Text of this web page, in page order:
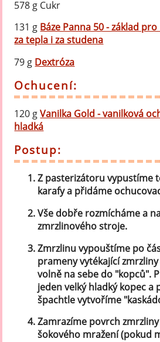
578 g Cukr
131 g Báze Panna 50 - základ
za tepla i za studena
79 g Dextróza
Ochucení:
120 gVanilka Gold - vanilková
hladká
Postup:
Z pasterizátoru vypustíme
karafy a přidáme
Vše dobře rozmícháme a
zmrzlinového stroje.
Zmrzlinu vypouštíme po
prameny vytékající
volně na sebe do "kopců".
jeden velký hladký kopec a
špachtle vytvoříme
Zamrazíme povrch
šokového mražení (pokud